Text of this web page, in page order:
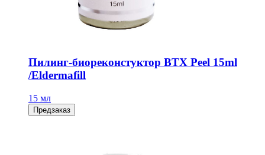
Пилинг-биореконстуктор BTX Peel 15ml
/Eldermafill
15 мл
Предзаказ